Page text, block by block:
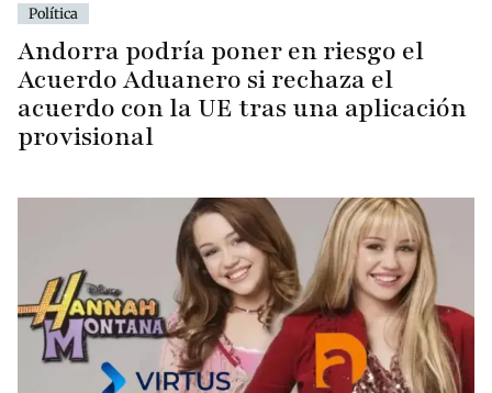
Política
Andorra podría poner en riesgo el
Acuerdo Aduanero si rechaza el
acuerdo con la UE tras una aplicación
provisional